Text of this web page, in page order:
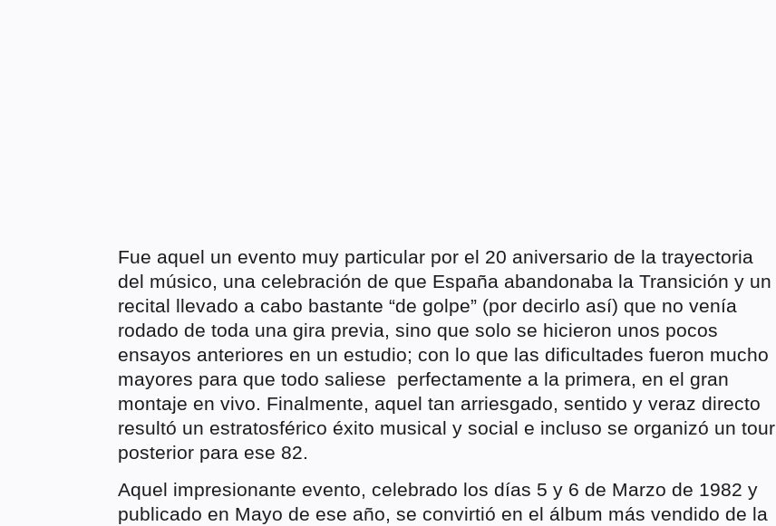
Fue aquel un evento muy particular por el 20 aniversario de la trayectoria
del músico, una celebración de que España abandonaba la Transición y un
recital llevado a cabo bastante “de golpe” (por decirlo así) que no venía
rodado de toda una gira previa, sino que solo se hicieron unos pocos
ensayos anteriores en un estudio; con lo que las dificultades fueron mucho
mayores para que todo saliese perfectamente a la primera, en el gran
montaje en vivo. Finalmente, aquel tan arriesgado, sentido y veraz directo
resultó un estratosférico éxito musical y social e incluso se organizó un tour
posterior para ese 82.
Aquel impresionante evento, celebrado los días 5 y 6 de Marzo de 1982 y
publicado en Mayo de ese año, se convirtió en el álbum más vendido de la